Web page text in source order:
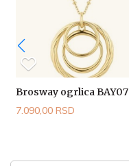
Brosway ogrlica BAY07
7.090,00 RSD